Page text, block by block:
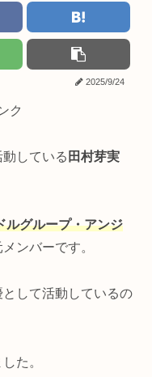
2025/9/24
ク
している 田村芽実
ルグループ・アンジ
ンバーです。
して活動しているの
た。